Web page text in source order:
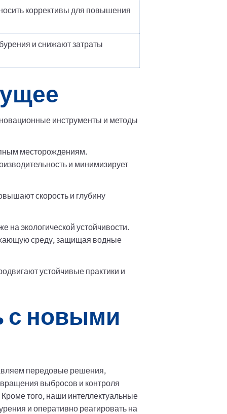
коррективы для повышения
и снижают затраты
инструменты и методы
месторождениям.
и минимизирует
скорость и глубину
на экологической устойчивости.
среду, защищая водные
устойчивые практики и
с новыми
передовые решения,
выбросов и контроля
того, наши интеллектуальные
и оперативно реагировать на